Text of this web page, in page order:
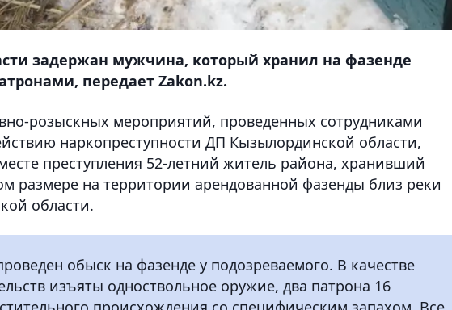
задержан мужчина, который хранил на фазенде
передает Zakon.kz.
розыскных мероприятий, проведенных сотрудниками
наркопреступности ДП Кызылординской области,
преступления 52-летний житель района, хранивший
размере на территории арендованной фазенды близ реки
области.
обыск на фазенде у подозреваемого. В качестве
изъяты одноствольное оружие, два патрона 16